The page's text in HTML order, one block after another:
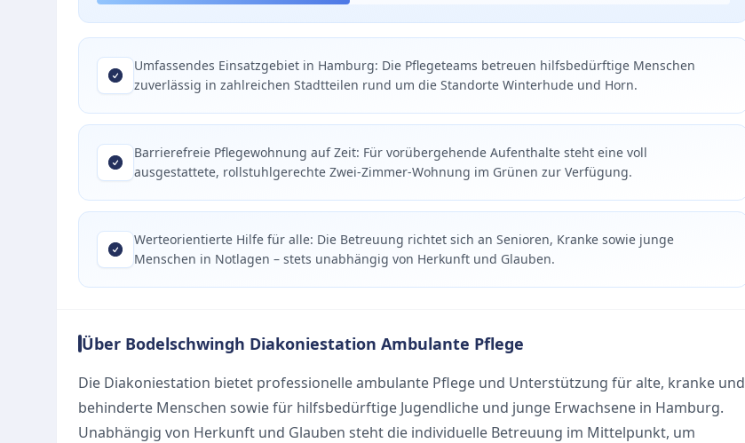
Umfassendes Einsatzgebiet in Hamburg: Die Pflegeteams betreuen hilfsbedürftige Menschen
zuverlässig in zahlreichen Stadtteilen rund um die Standorte Winterhude und Horn.
Barrierefreie Pflegewohnung auf Zeit: Für vorübergehende Aufenthalte steht eine voll
ausgestattete, rollstuhlgerechte Zwei-Zimmer-Wohnung im Grünen zur Verfügung.
Werteorientierte Hilfe für alle: Die Betreuung richtet sich an Senioren, Kranke sowie junge
Menschen in Notlagen – stets unabhängig von Herkunft und Glauben.
Über Bodelschwingh Diakoniestation Ambulante Pflege
Die Diakoniestation bietet professionelle ambulante Pflege und Unterstützung für alte, kranke und
behinderte Menschen sowie für hilfsbedürftige Jugendliche und junge Erwachsene in Hamburg.
Unabhängig von Herkunft und Glauben steht die individuelle Betreuung im Mittelpunkt, um